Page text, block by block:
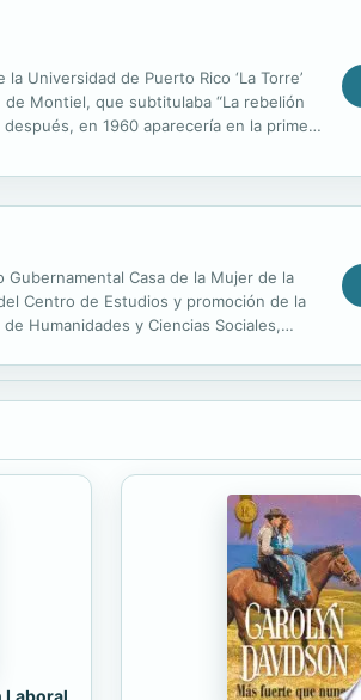
Universidad de Puerto Rico ‘La Torre’
Montiel, que subtitulaba “La rebelión
en 1960 aparecería en la primera
Casa de la Mujer de la
Centro de Estudios y promoción de la
Humanidades y Ciencias Sociales,
Laboral